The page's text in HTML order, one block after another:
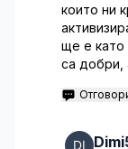
които ни
ще е като
са добри,